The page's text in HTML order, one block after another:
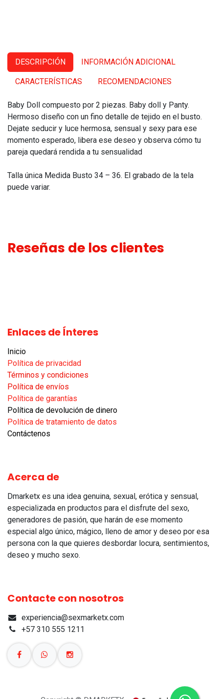
DESCRIPCIÓN INFORMACIÓN ADICIONAL
CARACTERÍSTICAS RECOMENDACIONES
Baby Doll compuesto por 2 piezas. Baby doll y Panty.
Hermoso diseño con un fino detalle de tejido en el busto.
Dejate seducir y luce hermosa, sensual y sexy para ese
momento esperado, libera ese deseo y observa cómo tu
pareja quedará rendida a tu sensualidad
Talla única Medida Busto 34 – 36. El grabado de la tela
puede variar.
Reseñas de los clientes
Enlaces de Ínteres
Inicio
Política de privacidad
Términos y condiciones
Política de envíos
Política de garantías​
Política de devolución de dinero
Política de tratamiento de datos
Contáctenos
Acerca de
Dmarketx es una idea genuina, sexual, erótica y sensual,
especializada en productos para el disfrute del sexo,
generadores de pasión, que harán de ese momento
especial algo único, mágico, lleno de amor y deseo por esa
persona con la que quieres desbordar locura, sentimientos,
deseo y mucho sexo.
Contacte con nosotros
experiencia@sexmarketx.com
+57 310 555 1211